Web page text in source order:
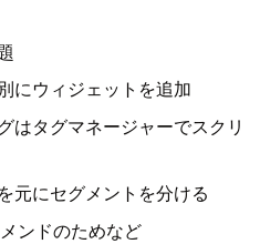
にウィジェットを追加
はタグマネージャーでスクリ
元にセグメントを分ける
ンドのためなど